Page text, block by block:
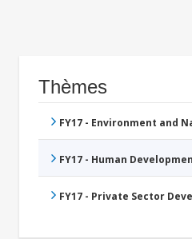
Thèmes
FY17 - Environment and
FY17 - Human
FY17 - Private Sector